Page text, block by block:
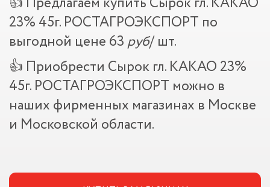
23% 45г. РОСТАГРОЭКСПОРТ по
выгодной цене 63 руб/ шт.
👍 Приобрести Сырок гл. КАКАО 23%
45г. РОСТАГРОЭКСПОРТ можно в
наших фирменных магазинах в Москве
и Московской области.